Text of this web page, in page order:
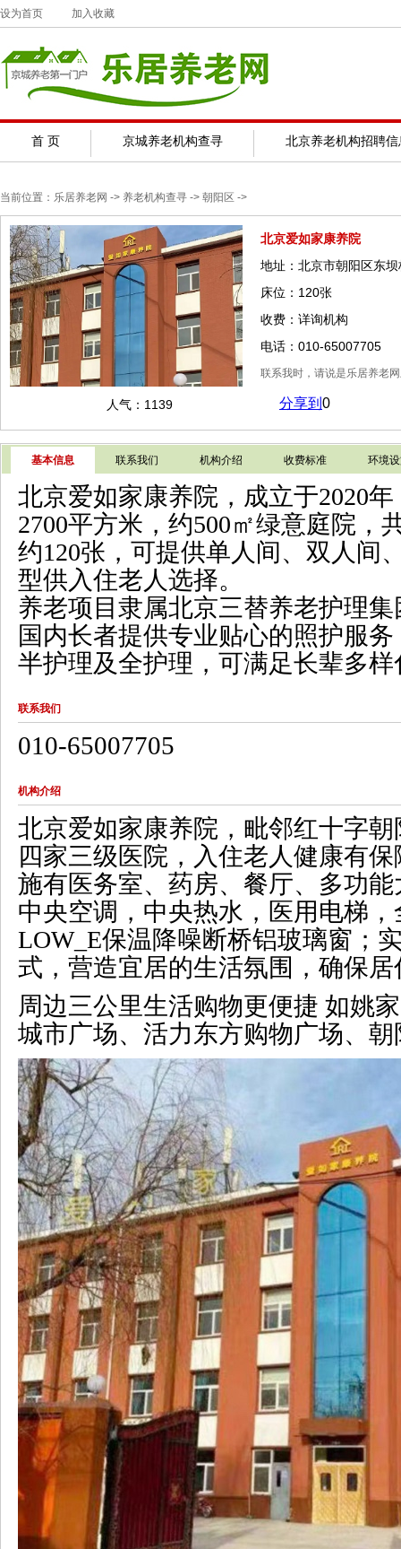
设为首页 加入收藏
首 页 京城养老机构查寻 北京养老机构招聘信
当前位置： 乐居养老网 -> 养老机构查寻 -> 朝阳区 ->
北京爱如家康养院
地址：北京市朝阳区东
床位：120张
收费：详询机构
电话：010-65007705
联系我时，请说是乐居养老
人气：1139 分享到 0
基本信息 联系我们 机构介绍 收费标准 环境
北京爱如家康养院，成立于2020
2700平方米，约500㎡绿意庭院，
约120张，可提供单人间、双人间
型供入住老人选择。
养老项目隶属北京三替养老护理
国内长者提供专业贴心的照护服
半护理及全护理，可满足长辈多
联系我们
010-65007705
机构介绍
北京爱如家康养院，毗邻红十字
四家三级医院，入住老人健康有
施有医务室、药房、餐厅、多功
中央空调，中央热水，医用电梯
LOW_E保温降噪断桥铝玻璃窗；
式，营造宜居的生活氛围，确保
周边三公里生活购物更便捷 如姚
城市广场、活力东方购物广场、